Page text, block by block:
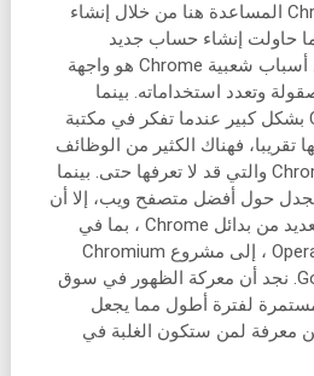
لكن يمكن لمتصفح Chrome المساعدة هنا من خلال إنشاء
حاولت إنشاء حساب جديد
وحفظها لوقت لاحق. أحد أسباب شعبية Chrome هو واجهة
وتعدد استخداماته. بينما
تتضاعف قدرات Chrome بشكل كبير عندما تفكر في مكتبة
تقريبا، فهناك الكثير من الوظائف
والمهام المضمنة في Chrome والتي قد لا تعرفها حتى. بينما
حول أفضل متصفح ويب، إلا أن
هناك سببًا وراء استناد العديد من بدائل Chrome ، بما في
ذلك Microsoft Edge و Opera ، إلى مشروع Chromium
مفتوح المصدر من Google. نجد أن معركة الظهور في سوق
لفترة أطول مما يجعل
معرفة لمن ستكون الغلبة في